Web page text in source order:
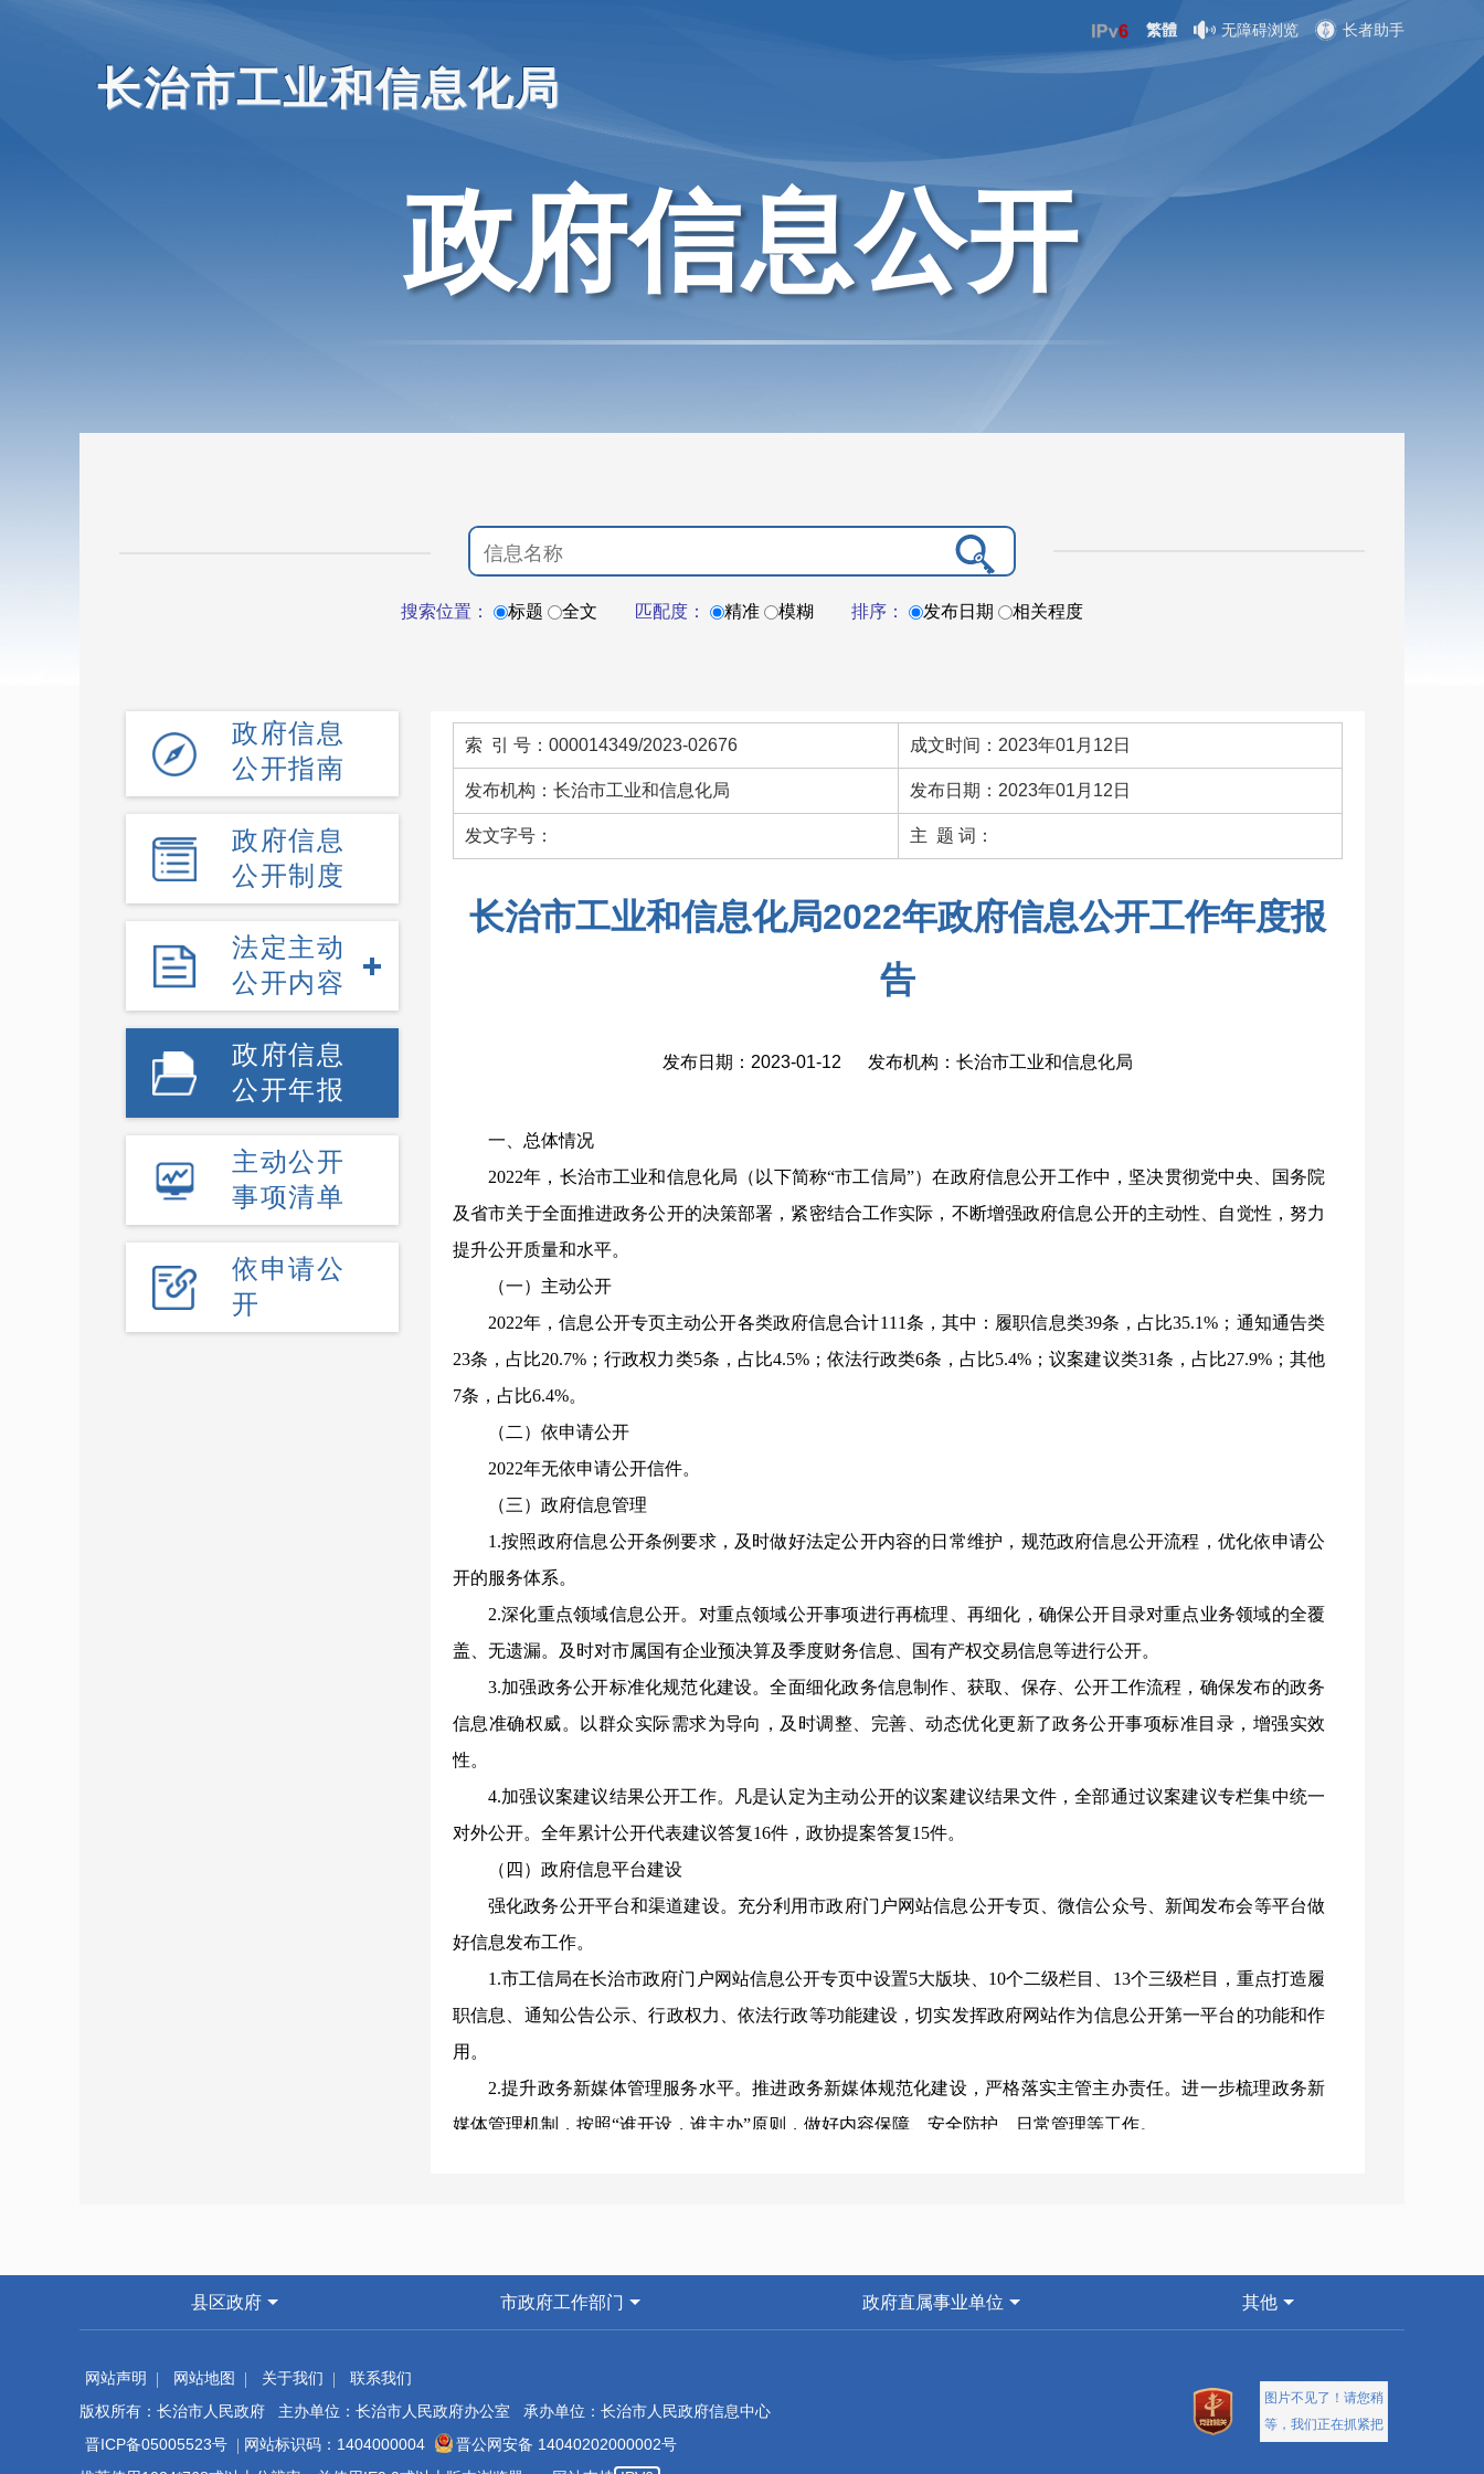
长治市工业和信息化局
繁體 无障碍浏览 长者助手
政府信息公开
搜索位置： 标题 全文 匹配度： 精准 模糊 排序： 发布日期 相关程度
政府信息
公开指南
政府信息
公开制度
法定主动
公开内容
政府信息
公开年报
主动公开
事项清单
依申请公
开
索 引 号：000014349/2023-02676 成文时间：2023年01月12日
发布机构：长治市工业和信息化局 发布日期：2023年01月12日
发文字号： 主 题 词：
长治市工业和信息化局2022年政府信息公开工作年度报
告
发布日期：2023-01-12 发布机构：长治市工业和信息化局
一、总体情况
2022年，长治市工业和信息化局（以下简称“市工信局”）在政府信息公开工作中，坚决贯彻党中央、国务院
及省市关于全面推进政务公开的决策部署，紧密结合工作实际，不断增强政府信息公开的主动性、自觉性，努力
提升公开质量和水平。
（一）主动公开
2022年，信息公开专页主动公开各类政府信息合计111条，其中：履职信息类39条，占比35.1%；通知通告类
23条，占比20.7%；行政权力类5条，占比4.5%；依法行政类6条，占比5.4%；议案建议类31条，占比27.9%；其他
7条，占比6.4%。
（二）依申请公开
2022年无依申请公开信件。
（三）政府信息管理
1.按照政府信息公开条例要求，及时做好法定公开内容的日常维护，规范政府信息公开流程，优化依申请公
开的服务体系。
2.深化重点领域信息公开。对重点领域公开事项进行再梳理、再细化，确保公开目录对重点业务领域的全覆
盖、无遗漏。及时对市属国有企业预决算及季度财务信息、国有产权交易信息等进行公开。
3.加强政务公开标准化规范化建设。全面细化政务信息制作、获取、保存、公开工作流程，确保发布的政务
信息准确权威。以群众实际需求为导向，及时调整、完善、动态优化更新了政务公开事项标准目录，增强实效
性。
4.加强议案建议结果公开工作。凡是认定为主动公开的议案建议结果文件，全部通过议案建议专栏集中统一
对外公开。全年累计公开代表建议答复16件，政协提案答复15件。
（四）政府信息平台建设
强化政务公开平台和渠道建设。充分利用市政府门户网站信息公开专页、微信公众号、新闻发布会等平台做
好信息发布工作。
1.市工信局在长治市政府门户网站信息公开专页中设置5大版块、10个二级栏目、13个三级栏目，重点打造履
职信息、通知公告公示、行政权力、依法行政等功能建设，切实发挥政府网站作为信息公开第一平台的功能和作
用。
2.提升政务新媒体管理服务水平。推进政务新媒体规范化建设，严格落实主管主办责任。进一步梳理政务新
媒体管理机制，按照“谁开设，谁主办”原则，做好内容保障、安全防护、日常管理等工作。
持续加大公开力度、增加公开深度、提高公开精度。
信息公开主管部门，负责协调局机关各科室、局属各单位推进落实政务公开有关工作，尤其是将重点领域和重点
环节的公开工作落实落细。
二是全年共参加市政府信息中心组织的政务公开工作培训6次，并及时参加培训后测试，取得良好成绩。培
县区政府 市政府工作部门 政府直属事业单位 其他
网站声明 网站地图 关于我们
联系我们
版权所有：长治市人民政府 主办单位：长治市人民政府办公室 承办单位：长治市人民政府信息中心
晋ICP备05005523号
网站标识码：1404000004
晋公网安备 14040202000002号